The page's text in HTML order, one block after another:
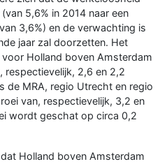
5,6% in 2014 naar een
3,6%) en de verwachting is
jaar zal doorzetten. Het
Holland boven Amsterdam
respectievelijk, 2,6 en 2,2
de MRA, regio Utrecht en regio
van, respectievelijk, 3,2 en
wordt geschat op circa 0,2
Holland boven Amsterdam